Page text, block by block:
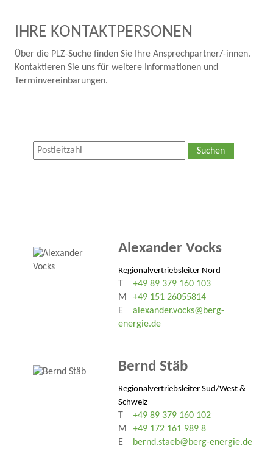
IHRE KONTAKTPERSONEN
Über die PLZ-Suche finden Sie Ihre Ansprechpartner/-innen.
Kontaktieren Sie uns für weitere Informationen und
Terminvereinbarungen.
Suchen
Alexander Vocks
Regionalvertriebsleiter Nord
+49 89 379 160 103
M
+49 151 26055814
E
alexander.vocks@berg-
energie.de
Bernd Stäb
Regionalvertriebsleiter Süd/West &
Schweiz
+49 89 379 160 102
M
+49 172 161 989 8
E
bernd.staeb@berg-energie.de